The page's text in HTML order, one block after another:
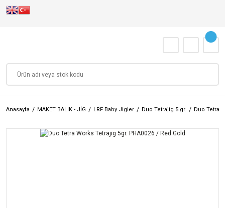
Anasayfa MAKET BALIK - JİG LRF Baby Jigler Duo Tetrajig 5 gr. Duo Tetra